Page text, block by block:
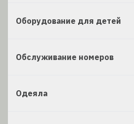
Оборудование для детей
Обслуживание номеров
Одеяла